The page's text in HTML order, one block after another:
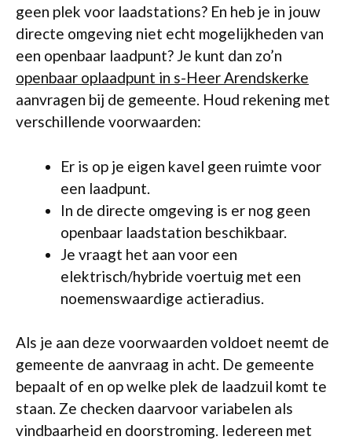
geen plek voor laadstations? En heb je in jouw
directe omgeving niet echt mogelijkheden van
een openbaar laadpunt? Je kunt dan zo’n
openbaar oplaadpunt in s-Heer Arendskerke
aanvragen bij de gemeente. Houd rekening met
verschillende voorwaarden:
Er is op je eigen kavel geen ruimte voor
een laadpunt.
In de directe omgeving is er nog geen
openbaar laadstation beschikbaar.
Je vraagt het aan voor een
elektrisch/hybride voertuig met een
noemenswaardige actieradius.
Als je aan deze voorwaarden voldoet neemt de
gemeente de aanvraag in acht. De gemeente
bepaalt of en op welke plek de laadzuil komt te
staan. Ze checken daarvoor variabelen als
vindbaarheid en doorstroming. Iedereen met